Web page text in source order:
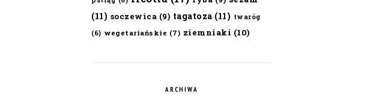
(11) soczewica (9) tagatoza (11) twaróg
(6) wegetariańskie (7) ziemniaki (10)
ARCHIWA